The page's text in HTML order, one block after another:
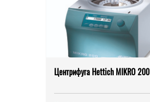
Центрифуга Hettich MIKRO 200